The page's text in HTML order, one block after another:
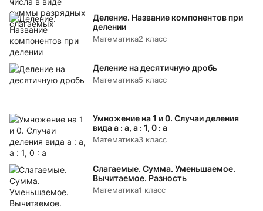
Деление. Название компонентов при
делении
Математика2 класс
Деление на десятичную дробь
Математика5 класс
Умножение на 1 и 0. Случаи деления
вида а : а, а : 1, 0 : а
Математика3 класс
Слагаемые. Сумма. Уменьшаемое.
Вычитаемое. Разность
Математика1 класс